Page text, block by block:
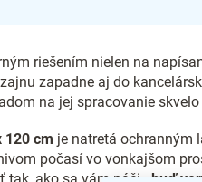
riešením nielen na
zapadne aj do
na jej spracovanie skvelo
120 cm je natretá ochranným
počasí vo vonkajšom